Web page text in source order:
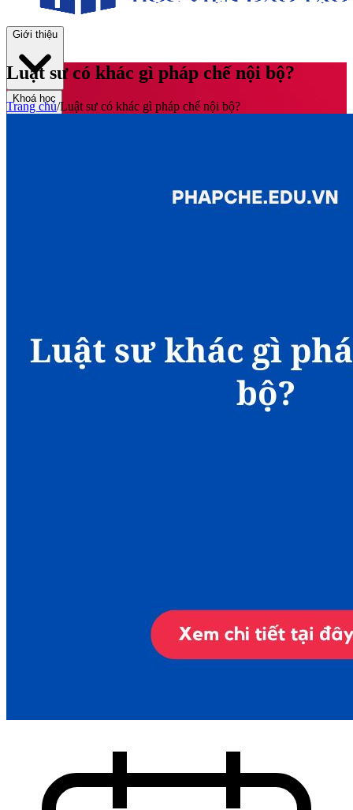
Giới thiệu
Khoá học
Luật sư có khác gì pháp chế nội bộ?
Trang chủ/Luật sư có khác gì pháp chế nội bộ?